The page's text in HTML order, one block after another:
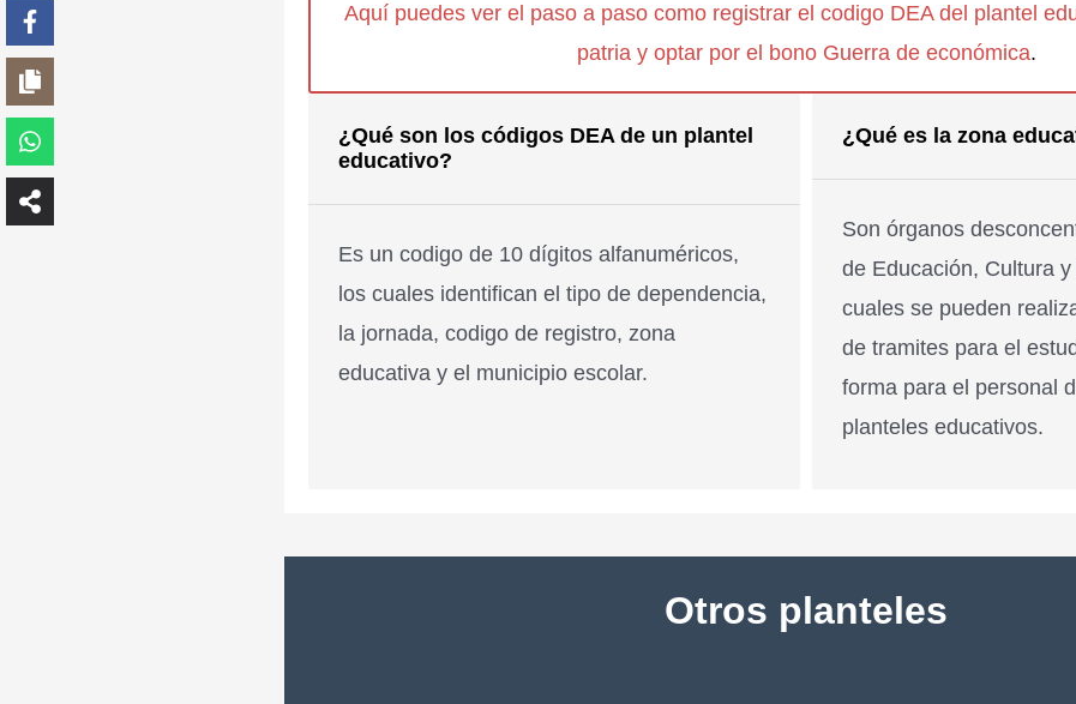
Aquí puedes ver el paso a paso como registrar el codigo DEA del plantel
patria y optar por el bono Guerra de económica.
¿Qué son los códigos DEA de un plantel
educativo?
Es un codigo de 10 dígitos alfanuméricos,
los cuales identifican el tipo de dependencia,
la jornada, codigo de registro, zona
educativa y el municipio escolar.
¿Qué es la zona
Son órganos
de Educación, Cultura
cuales se pueden
de tramites para el
forma para el personal
planteles educativos.
Otros planteles